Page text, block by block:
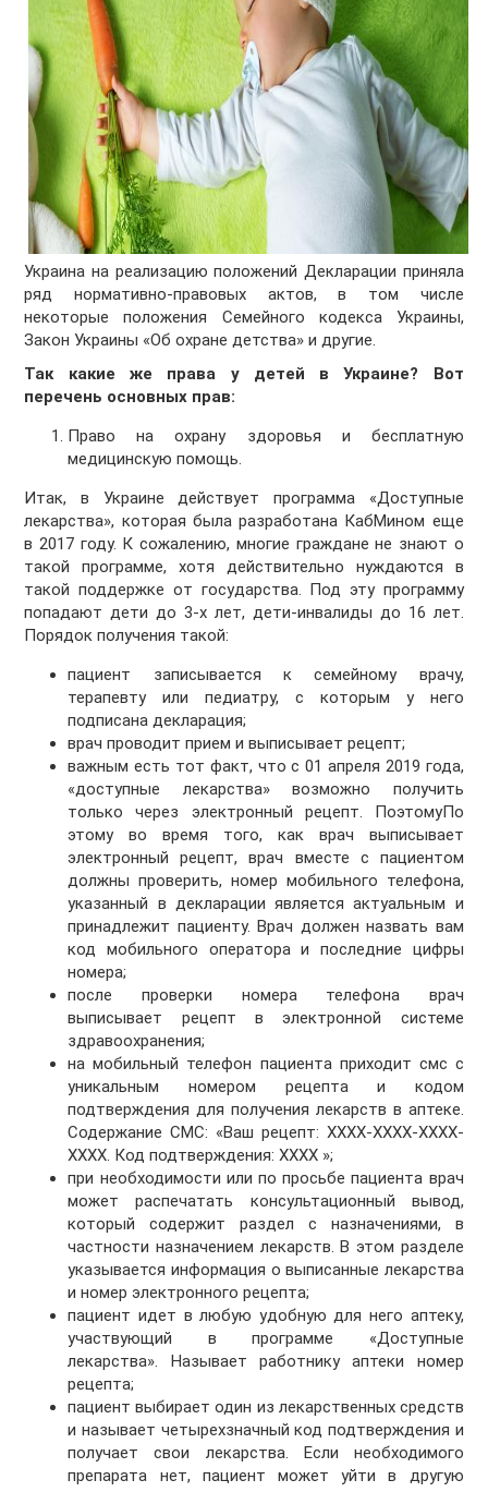
Украина на реализацию положений Декларации приняла
ряд нормативно-правовых актов, в том числе
некоторые положения Семейного кодекса Украины,
Закон Украины «Об охране детства» и другие.
Так какие же права у детей в Украине? Вот
перечень основных прав:
Право на охрану здоровья и бесплатную
медицинскую помощь.
Итак, в Украине действует программа «Доступные
лекарства», которая была разработана КабМином еще
в 2017 году. К сожалению, многие граждане не знают о
такой программе, хотя действительно нуждаются в
такой поддержке от государства. Под эту программу
попадают дети до 3-х лет, дети-инвалиды до 16 лет.
Порядок получения такой:
пациент записывается к семейному врачу,
терапевту или педиатру, с которым у него
подписана декларация;
врач проводит прием и выписывает рецепт;
важным есть тот факт, что с 01 апреля 2019 года,
«доступные лекарства» возможно получить
только через электронный рецепт. ПоэтомуПо
этому во время того, как врач выписывает
электронный рецепт, врач вместе с пациентом
должны проверить, номер мобильного телефона,
указанный в декларации является актуальным и
принадлежит пациенту. Врач должен назвать вам
код мобильного оператора и последние цифры
номера;
после проверки номера телефона врач
выписывает рецепт в электронной системе
здравоохранения;
на мобильный телефон пациента приходит смс с
уникальным номером рецепта и кодом
подтверждения для получения лекарств в аптеке.
Содержание СМС: «Ваш рецепт: ХХХХ-ХХХХ-ХХХХ-
ХХХХ. Код подтверждения: ХХХХ »;
при необходимости или по просьбе пациента врач
может распечатать консультационный вывод,
который содержит раздел с назначениями, в
частности назначением лекарств. В этом разделе
указывается информация о выписанные лекарства
и номер электронного рецепта;
пациент идет в любую удобную для него аптеку,
участвующий в программе «Доступные
лекарства». Называет работнику аптеки номер
рецепта;
пациент выбирает один из лекарственных средств
и называет четырехзначный код подтверждения и
получает свои лекарства. Если необходимого
препарата нет, пациент может уйти в другую